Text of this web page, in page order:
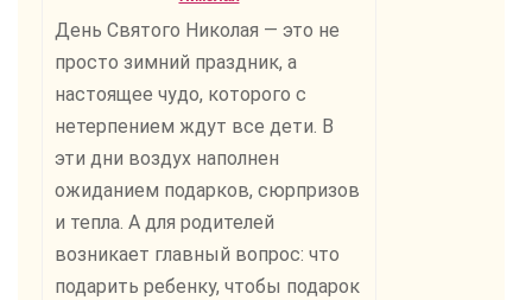
День Святого Николая — это не
просто зимний праздник, а
настоящее чудо, которого с
нетерпением ждут все дети. В
эти дни воздух наполнен
ожиданием подарков, сюрпризов
и тепла. А для родителей
возникает главный вопрос: что
подарить ребенку, чтобы подарок